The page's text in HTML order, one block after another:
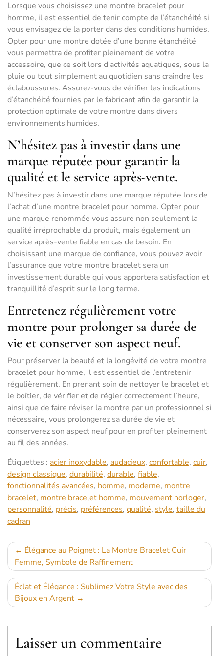
Lorsque vous choisissez une montre bracelet pour
homme, il est essentiel de tenir compte de l’étanchéité si
vous envisagez de la porter dans des conditions humides.
Opter pour une montre dotée d’une bonne étanchéité
vous permettra de profiter pleinement de votre
accessoire, que ce soit lors d’activités aquatiques, sous la
pluie ou tout simplement au quotidien sans craindre les
éclaboussures. Assurez-vous de vérifier les indications
d’étanchéité fournies par le fabricant afin de garantir la
protection optimale de votre montre dans divers
environnements humides.
N’hésitez pas à investir dans une
marque réputée pour garantir la
qualité et le service après-vente.
N’hésitez pas à investir dans une marque réputée lors de
l’achat d’une montre bracelet pour homme. Opter pour
une marque renommée vous assure non seulement la
qualité irréprochable du produit, mais également un
service après-vente fiable en cas de besoin. En
choisissant une marque de confiance, vous pouvez avoir
l’assurance que votre montre bracelet sera un
investissement durable qui vous apportera satisfaction et
tranquillité d’esprit sur le long terme.
Entretenez régulièrement votre
montre pour prolonger sa durée de
vie et conserver son aspect neuf.
Pour préserver la beauté et la longévité de votre montre
bracelet pour homme, il est essentiel de l’entretenir
régulièrement. En prenant soin de nettoyer le bracelet et
le boîtier, de vérifier et de régler correctement l’heure,
ainsi que de faire réviser la montre par un professionnel si
nécessaire, vous prolongerez sa durée de vie et
conserverez son aspect neuf pour en profiter pleinement
au fil des années.
Étiquettes : acier inoxydable, audacieux, confortable, cuir,
design classique, durabilité, durable, fiable,
fonctionnalités avancées, homme, moderne, montre
bracelet, montre bracelet homme, mouvement horloger,
personnalité, précis, préférences, qualité, style, taille du
cadran
Navigation
de
l’article
Élégance au Poignet : La Montre Bracelet Cuir
Femme, Symbole de Raffinement
Éclat et Élégance : Sublimez Votre Style avec des
Bijoux en Argent
Laisser un commentaire